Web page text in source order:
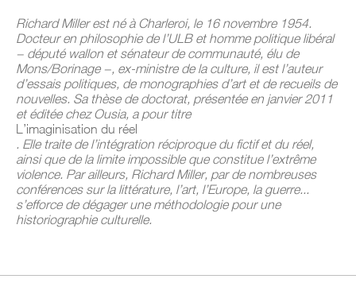
Richard Miller est né à Charleroi, le 16 novembre 1954.
Docteur en philosophie de l’ULB et homme politique libéral
− député wallon et sénateur de communauté, élu de
Mons/Borinage −, ex-ministre de la culture, il est l’auteur
d’essais politiques, de monographies d’art et de recueils de
nouvelles. Sa thèse de doctorat, présentée en janvier 2011
et éditée chez Ousia, a pour titre
L’imaginisation du réel
. Elle traite de l’intégration réciproque du fictif et du réel,
ainsi que de la limite impossible que constitue l’extrême
violence. Par ailleurs, Richard Miller, par de nombreuses
conférences sur la littérature, l’art, l’Europe, la guerre...
s’efforce de dégager une méthodologie pour une
historiographie culturelle.